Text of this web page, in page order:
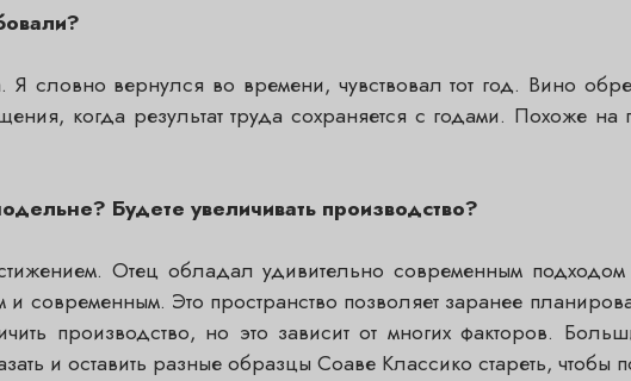
словно вернулся во времени, чувствовал тот год. Вино
когда результат труда сохраняется с годами. Похоже
Будете увеличивать производство?
Отец обладал удивительно современным подходом
современным. Это пространство позволяет заранее
производство, но это зависит от многих факторов.
и оставить разные образцы Соаве Классико стареть, чтобы